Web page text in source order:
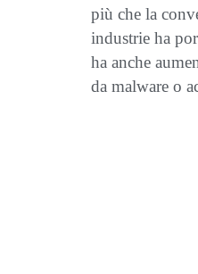
più che la
industrie ha
ha anche
da malware o